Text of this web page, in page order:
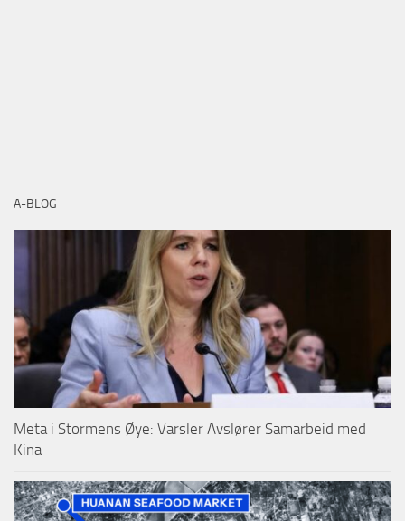
A-BLOG
Meta i Stormens Øye: Varsler Avslører Samarbeid med
Kina